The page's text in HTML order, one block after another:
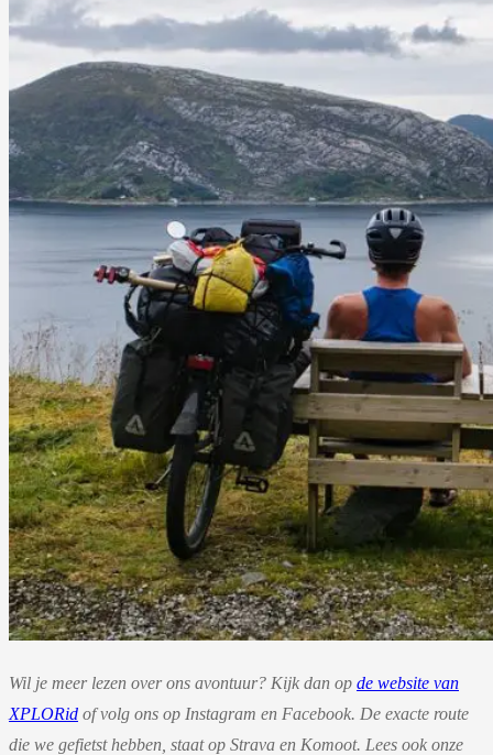
Wil je meer lezen over ons avontuur? Kijk dan op de website van
XPLORid of volg ons op Instagram en Facebook. De exacte route
die we gefietst hebben, staat op Strava en Komoot. Lees ook onze